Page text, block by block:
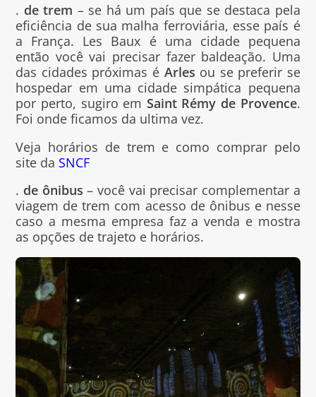
. de trem – se há um país que se destaca pela
eficiência de sua malha ferroviária, esse país é
a França. Les Baux é uma cidade pequena
então você vai precisar fazer baldeação. Uma
das cidades próximas é Arles ou se preferir se
hospedar em uma cidade simpática pequena
por perto, sugiro em Saint Rémy de Provence.
Foi onde ficamos da ultima vez.
Veja horários de trem e como comprar pelo
site da SNCF
. de ônibus– você vai precisar complementar a
viagem de trem com acesso de ônibus e nesse
caso a mesma empresa faz a venda e mostra
as opções de trajeto e horários.